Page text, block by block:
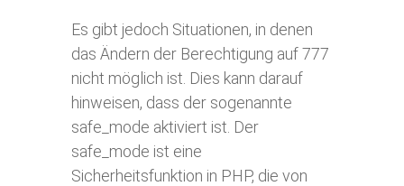
Es gibt jedoch Situationen, in denen
das Ändern der Berechtigung auf 777
nicht möglich ist. Dies kann darauf
hinweisen, dass der sogenannte
safe_mode aktiviert ist. Der
safe_mode ist eine
Sicherheitsfunktion in PHP, die von